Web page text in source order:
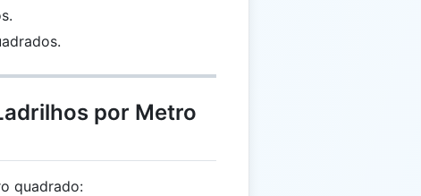
por Metro
quadrado: